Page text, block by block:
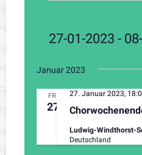
27-01-2023 -
a
t
Januar 2023
FR.
27
27. Januar 2023,
Ludwig-Windthorst-
Deutschland